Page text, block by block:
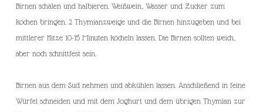
Birnen schälen und halbieren. Weißwein, Wasser und Zucker zum
kochen bringen. 2 Thymianzweige und die Birnen hinzugeben und bei
mittlerer Hitze 10-15 Minuten köcheln lassen. Die Birnen sollten weich,
aber noch schnittfest sein.
Birnen aus dem Sud nehmen und abkühlen lassen. Anschließend in feine
Würfel schneiden und mit dem Joghurt und dem übrigen Thymian zur